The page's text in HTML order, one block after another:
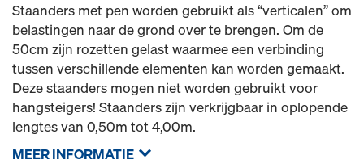
Staanders met pen worden gebruikt als “verticalen” om
belastingen naar de grond over te brengen. Om de
50cm zijn rozetten gelast waarmee een verbinding
tussen verschillende elementen kan worden gemaakt.
Deze staanders mogen niet worden gebruikt voor
hangsteigers! Staanders zijn verkrijgbaar in oplopende
lengtes van 0,50m tot 4,00m.
MEER INFORMATIE